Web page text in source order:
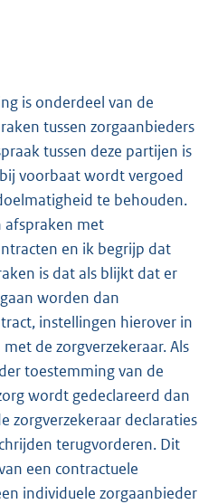
is onderdeel van de
tussen zorgaanbieders
tussen deze partijen is
voorbaat wordt vergoed
te behouden.
afspraken met
en ik begrijp dat
is dat als blijkt dat er
worden dan
instellingen hierover in
de zorgverzekeraar. Als
toestemming van de
wordt gedeclareerd dan
zorgverzekeraar declaraties
terugvorderen. Dit
een contractuele
individuele zorgaanbieder